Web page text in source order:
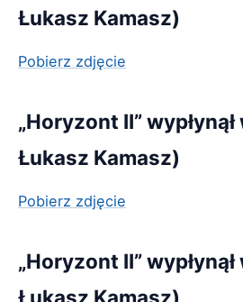
Łukasz Kamasz)
Pobierz zdjęcie
„Horyzont II”
Łukasz Kamasz)
Pobierz zdjęcie
„Horyzont II”
Łukasz Kamasz)